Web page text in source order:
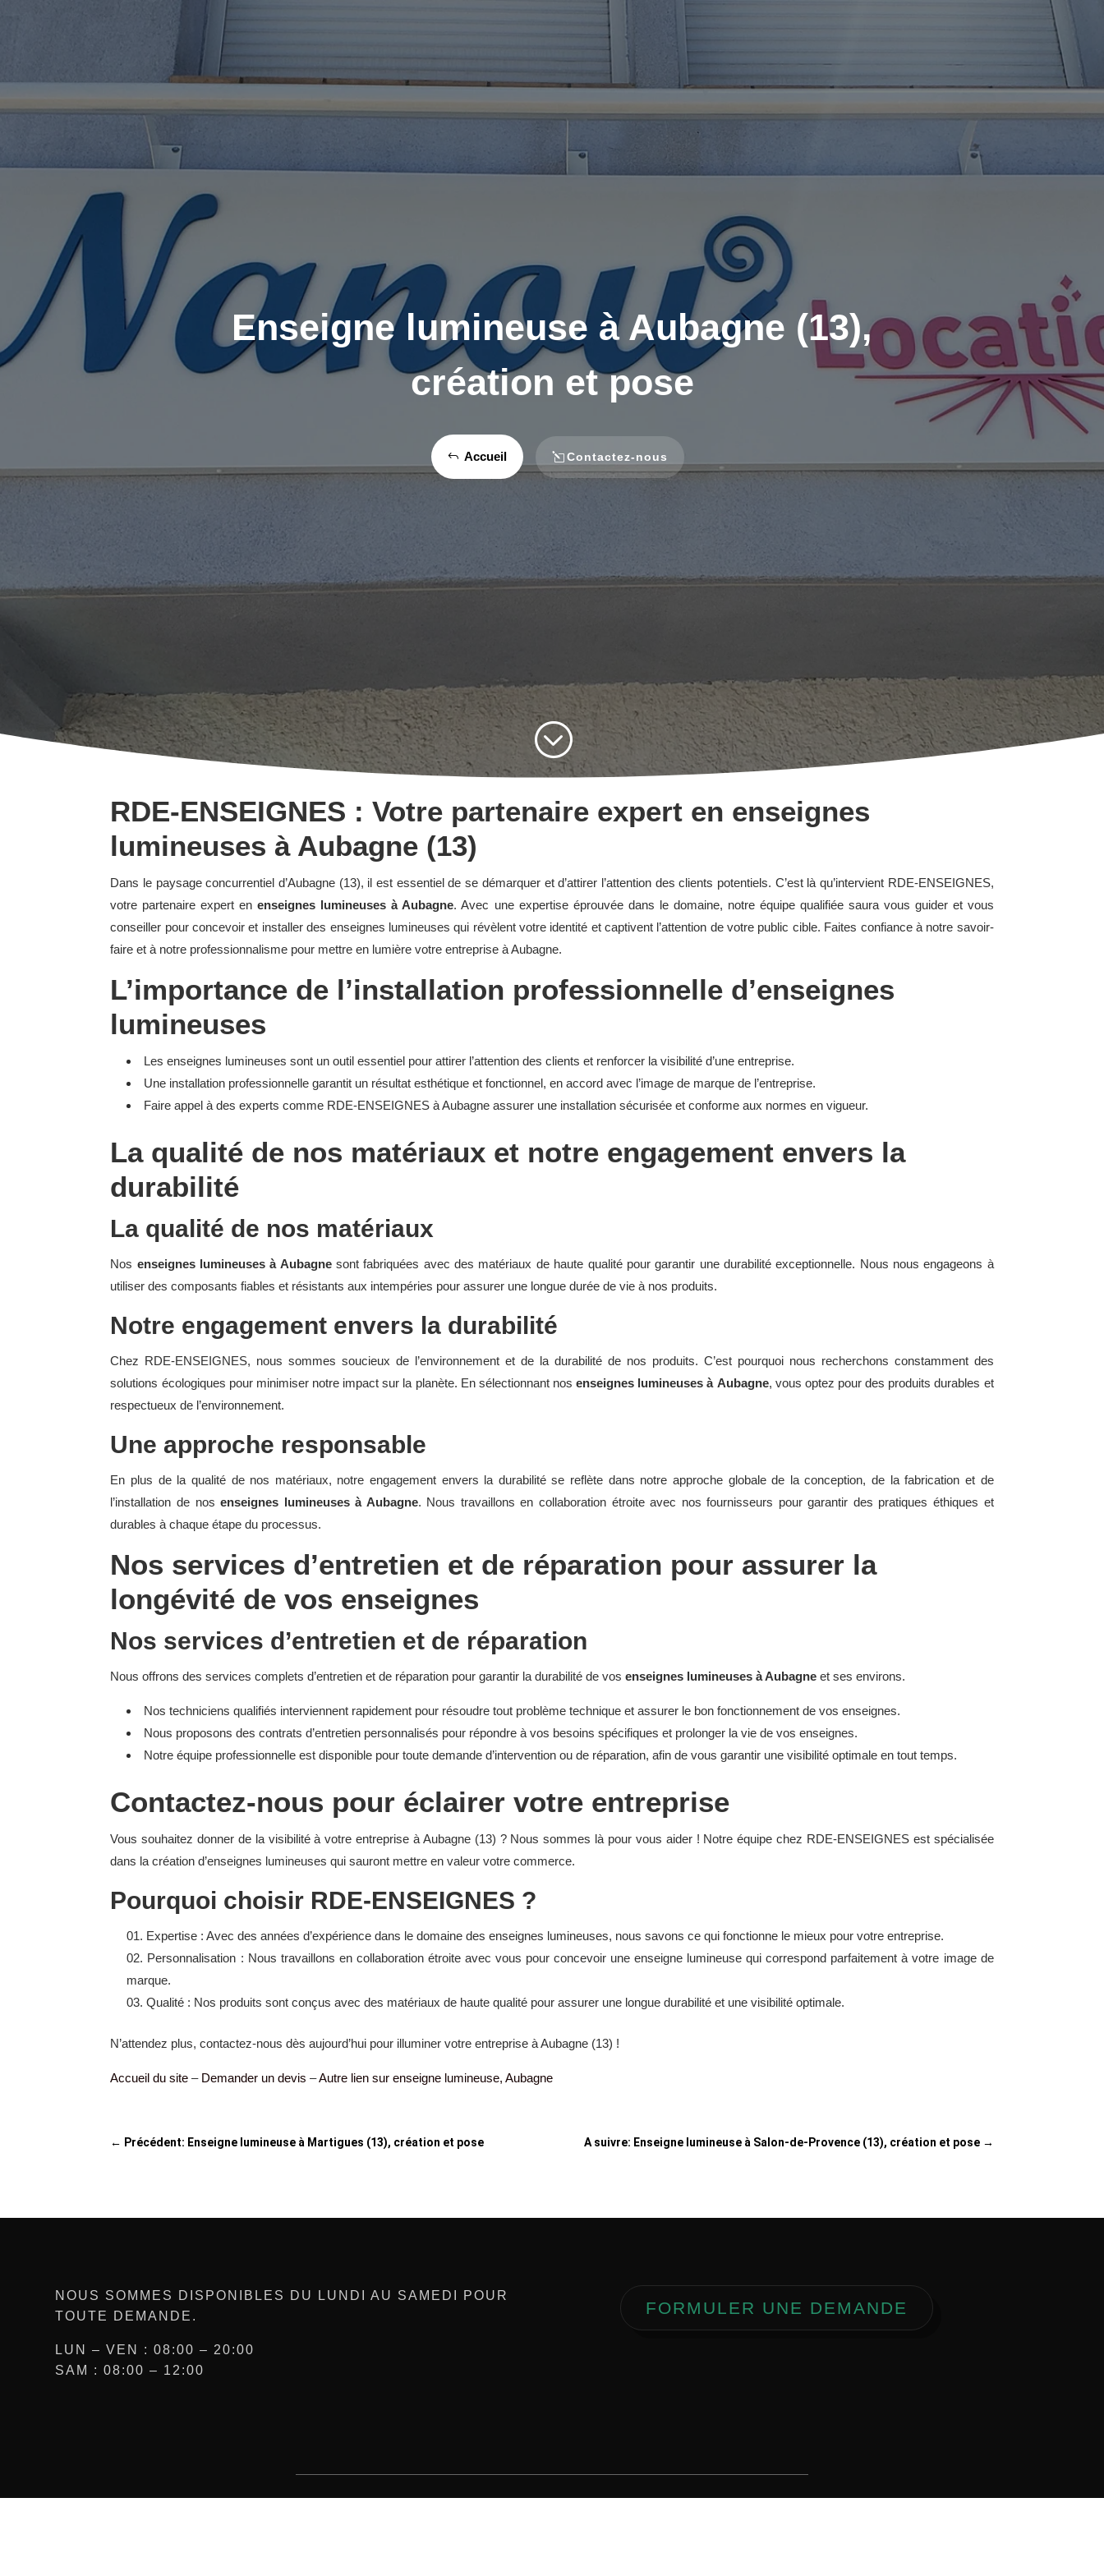
Enseigne lumineuse à Aubagne (13),
création et pose
Accueil Contactez-nous
;
RDE-ENSEIGNES : Votre partenaire expert en enseignes
lumineuses à Aubagne (13)
Dans le paysage concurrentiel d’Aubagne (13), il est essentiel de se démarquer et d’attirer l’attention des clients potentiels. C’est là qu’intervient RDE-ENSEIGNES,
votre partenaire expert enenseignes lumineuses à Aubagne. Avec une expertise éprouvée dans le domaine, notre équipe qualifiée saura vous guider et vous
conseiller pour concevoir et installer des enseignes lumineuses qui révèlent votre identité et captivent l’attention de votre public cible. Faites confiance à notre savoir-
faire et à notre professionnalisme pour mettre en lumière votre entreprise à Aubagne.
L’importance de l’installation professionnelle d’enseignes
lumineuses
Les enseignes lumineuses sont un outil essentiel pour attirer l’attention des clients et renforcer la visibilité d’une entreprise.
Une installation professionnelle garantit un résultat esthétique et fonctionnel, en accord avec l’image de marque de l’entreprise.
Faire appel à des experts comme RDE-ENSEIGNES à Aubagne assurer une installation sécurisée et conforme aux normes en vigueur.
La qualité de nos matériaux et notre engagement envers la
durabilité
La qualité de nos matériaux
Nos enseignes lumineuses à Aubagnesont fabriquées avec des matériaux de haute qualité pour garantir une durabilité exceptionnelle. Nous nous engageons à
utiliser des composants fiables et résistants aux intempéries pour assurer une longue durée de vie à nos produits.
Notre engagement envers la durabilité
Chez RDE-ENSEIGNES, nous sommes soucieux de l’environnement et de la durabilité de nos produits. C’est pourquoi nous recherchons constamment des
solutions écologiques pour minimiser notre impact sur la planète. En sélectionnant nosenseignes lumineuses à Aubagne, vous optez pour des produits durables et
respectueux de l’environnement.
Une approche responsable
En plus de la qualité de nos matériaux, notre engagement envers la durabilité se reflète dans notre approche globale de la conception, de la fabrication et de
l’installation de nosenseignes lumineuses à Aubagne. Nous travaillons en collaboration étroite avec nos fournisseurs pour garantir des pratiques éthiques et
durables à chaque étape du processus.
Nos services d’entretien et de réparation pour assurer la
longévité de vos enseignes
Nos services d’entretien et de réparation
Nous offrons des services complets d’entretien et de réparation pour garantir la durabilité de vosenseignes lumineuses à Aubagne et ses environs.
Nos techniciens qualifiés interviennent rapidement pour résoudre tout problème technique et assurer le bon fonctionnement de vos enseignes.
Nous proposons des contrats d’entretien personnalisés pour répondre à vos besoins spécifiques et prolonger la vie de vos enseignes.
Notre équipe professionnelle est disponible pour toute demande d’intervention ou de réparation, afin de vous garantir une visibilité optimale en tout temps.
Contactez-nous pour éclairer votre entreprise
Vous souhaitez donner de la visibilité à votre entreprise à Aubagne (13) ? Nous sommes là pour vous aider ! Notre équipe chez RDE-ENSEIGNES est spécialisée
dans la création d’enseignes lumineuses qui sauront mettre en valeur votre commerce.
Pourquoi choisir RDE-ENSEIGNES ?
Expertise : Avec des années d’expérience dans le domaine des enseignes lumineuses, nous savons ce qui fonctionne le mieux pour votre entreprise.
Personnalisation : Nous travaillons en collaboration étroite avec vous pour concevoir une enseigne lumineuse qui correspond parfaitement à votre image de
marque.
Qualité : Nos produits sont conçus avec des matériaux de haute qualité pour assurer une longue durabilité et une visibilité optimale.
N’attendez plus, contactez-nous dès aujourd’hui pour illuminer votre entreprise à Aubagne (13) !
Accueil du site – Demander un devis –Autre lien sur enseigne lumineuse, Aubagne
← Précédent: Enseigne lumineuse à Martigues (13), création et pose A suivre: Enseigne lumineuse à Salon-de-Provence (13), création et pose→
NOUS SOMMES DISPONIBLES DU LUNDI AU SAMEDI POUR
TOUTE DEMANDE.
LUN – VEN : 08:00 – 20:00
SAM : 08:00 – 12:00
FORMULER UNE DEMANDE